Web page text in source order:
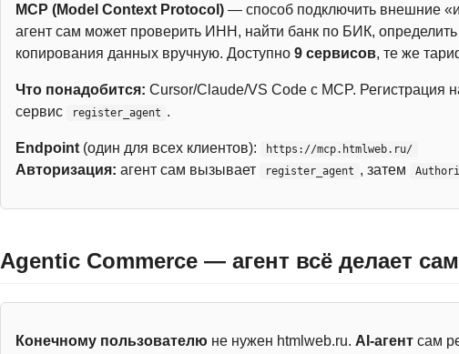
MCP (Model Context Protocol) — способ подключить внешние
агент сам может проверить ИНН, найти банк по БИК,
копирования данных вручную. Доступно 9 сервисов, те же
Что понадобится: Cursor/Claude/VS Code с MCP. Регистрация
сервис
register_agent .
Endpoint (один для всех клиентов): https://mcp.htmlweb.ru/
Авторизация: агент сам вызывает register_agent , затем
Agentic Commerce — агент всё делает сам
Конечному пользователю не нужен htmlweb.ru. AI-агент сам